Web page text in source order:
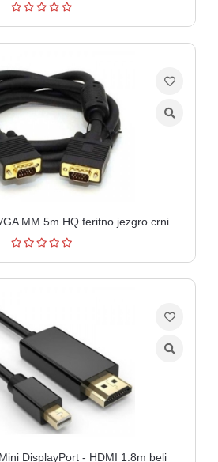
MM 5m HQ feritno jezgro crni
DisplayPort - HDMI 1.8m beli